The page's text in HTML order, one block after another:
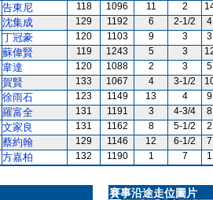
告東尼 118 1096 11 2
沈集成 129 1192 6 2-1/2 4
丁冠豪 120 1103 9 3 3
蘇偉賢 119 1243 5 3
韋達 120 1088 2 3 5
賀賢 133 1067 4 3-1/2
徐雨石 123 1149 13 4 9
羅富全 131 1191 3 4-3/4 8
文家良 131 1162 8 5-1/2 2
蔡約翰 129 1146 12 6-1/2 7
方嘉柏 132 1190 1 7 1
賽事沿途走位圖片